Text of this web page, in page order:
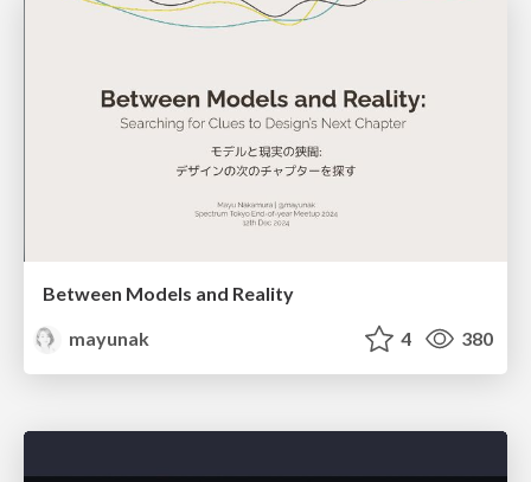
Between Models and Reality
mayunak
4 380